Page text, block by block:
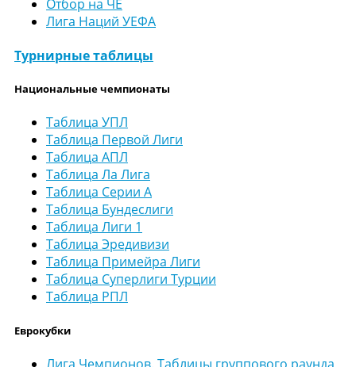
Отбор на ЧЕ
Лига Наций УЕФА
Турнирные таблицы
Национальные чемпионаты
Таблица УПЛ
Таблица Первой Лиги
Таблица АПЛ
Таблица Ла Лига
Таблица Серии А
Таблица Бундеслиги
Таблица Лиги 1
Таблица Эредивизи
Таблица Примейра Лиги
Таблица Суперлиги Турции
Таблица РПЛ
Еврокубки